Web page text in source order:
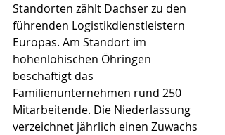
Standorten zählt Dachser zu den
führenden Logistikdienstleistern
Europas. Am Standort im
hohenlohischen Öhringen
beschäftigt das
Familienunternehmen rund 250
Mitarbeitende. Die Niederlassung
verzeichnet jährlich einen Zuwachs